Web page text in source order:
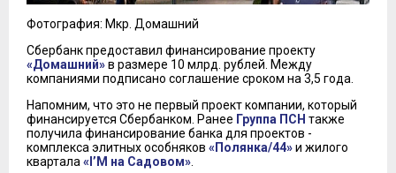
Фотография: Мкр. Домашний
Сбербанк предоставил финансирование проекту
«Домашний»в размере 10 млрд. рублей. Между
компаниями подписано соглашение сроком на 3,5 года.
Напомним, что это не первый проект компании, который
финансируется Сбербанком. Ранее Группа ПСН также
получила финансирование банка для проектов -
комплекса элитных особняков «Полянка/44»и жилого
квартала «I’M на Садовом»